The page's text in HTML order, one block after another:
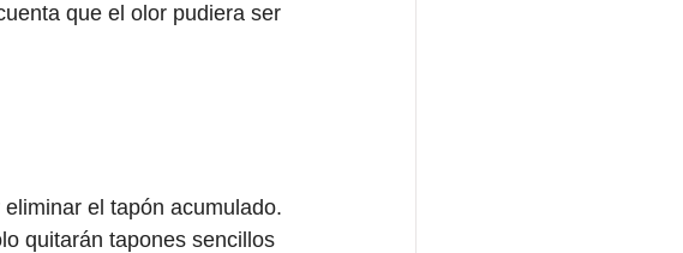
que el olor pudiera ser
el tapón acumulado.
quitarán tapones sencillos